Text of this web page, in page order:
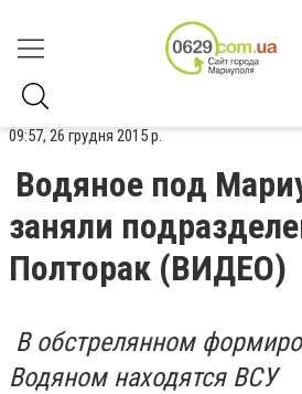
09:57, 26 грудня 2015 р.
Водяное под
заняли
Полторак (ВИДЕО)
В обстрелянном
Водяном находятся ВСУ